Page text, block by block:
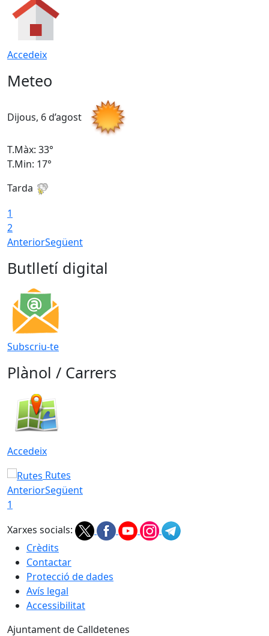
Accedeix
Meteo
Dijous, 6 d’agost
T.Màx: 33°
T.Min: 17°
Tarda
1
2
AnteriorSegüent
Butlletí digital
Subscriu-te
Plànol / Carrers
Accedeix
Rutes
AnteriorSegüent
1
Xarxes socials:
Crèdits
Contactar
Protecció de dades
Avís legal
Accessibilitat
Ajuntament de Calldetenes